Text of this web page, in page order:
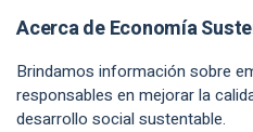
Acerca de Economía
Brindamos información sobre
responsables en mejorar la
desarrollo social sustentable.